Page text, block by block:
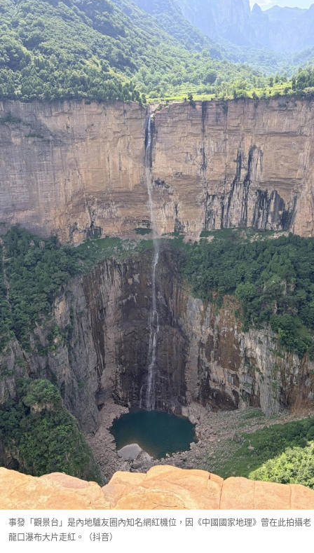
事發「觀景台」是內地驢友圈內知名網紅機位，因《中國國家地理》曾在此拍攝老
龍口瀑布大片走紅。（抖音）